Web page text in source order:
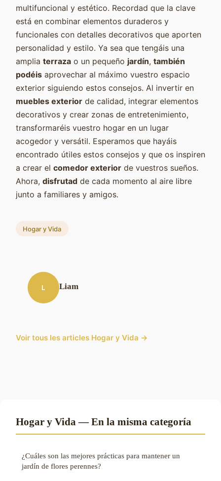
multifuncional y estético. Recordad que la clave
está en combinar elementos duraderos y
funcionales con detalles decorativos que aporten
personalidad y estilo. Ya sea que tengáis una
amplia terraza o un pequeño jardín, también
podéis aprovechar al máximo vuestro espacio
exterior siguiendo estos consejos. Al invertir en
muebles exterior de calidad, integrar elementos
decorativos y crear zonas de entretenimiento,
transformaréis vuestro hogar en un lugar
acogedor y versátil. Esperamos que hayáis
encontrado útiles estos consejos y que os inspiren
a crear el comedor exterior de vuestros sueños.
Ahora, disfrutad de cada momento al aire libre
junto a familiares y amigos.
Hogar y Vida
L Liam
Voir tous les articles Hogar y Vida →
Hogar y Vida — En la misma categoría
¿Cuáles son las mejores prácticas para mantener un
jardín de flores perennes?